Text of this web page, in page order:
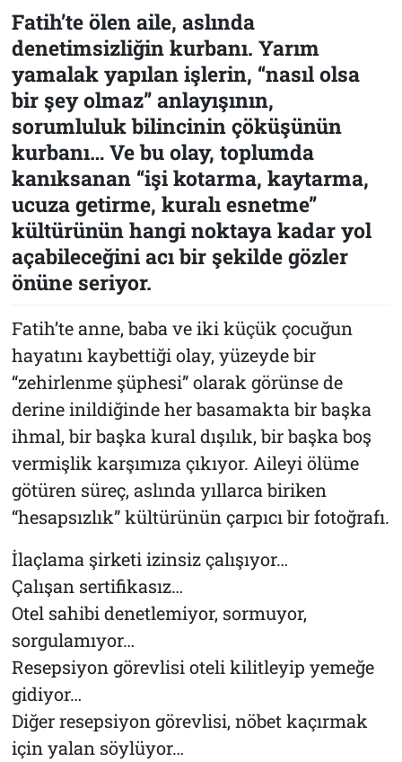
Fatih’te ölen aile, aslında
denetimsizliğin kurbanı. Yarım
yamalak yapılan işlerin, “nasıl olsa
bir şey olmaz” anlayışının,
sorumluluk bilincinin çöküşünün
kurbanı… Ve bu olay, toplumda
kanıksanan “işi kotarma, kaytarma,
ucuza getirme, kuralı esnetme”
kültürünün hangi noktaya kadar yol
açabileceğini acı bir şekilde gözler
önüne seriyor.
Fatih’te anne, baba ve iki küçük çocuğun
hayatını kaybettiği olay, yüzeyde bir
“zehirlenme şüphesi” olarak görünse de
derine inildiğinde her basamakta bir başka
ihmal, bir başka kural dışılık, bir başka boş
vermişlik karşımıza çıkıyor. Aileyi ölüme
götüren süreç, aslında yıllarca biriken
“hesapsızlık” kültürünün çarpıcı bir fotoğrafı.
İlaçlama şirketi izinsiz çalışıyor…
Çalışan sertifikasız…
Otel sahibi denetlemiyor, sormuyor,
sorgulamıyor…
Resepsiyon görevlisi oteli kilitleyip yemeğe
gidiyor…
Diğer resepsiyon görevlisi, nöbet kaçırmak
için yalan söylüyor…